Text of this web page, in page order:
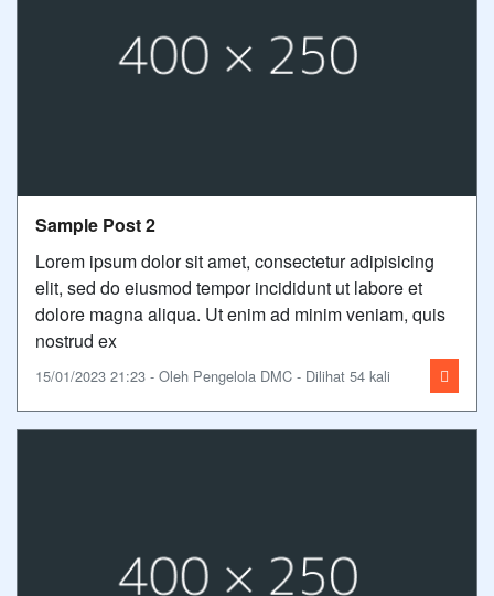
Sample Post 2
Lorem ipsum dolor sit amet, consectetur adipisicing
elit, sed do eiusmod tempor incididunt ut labore et
dolore magna aliqua. Ut enim ad minim veniam, quis
nostrud ex
15/01/2023 21:23 - Oleh Pengelola DMC - Dilihat 54 kali